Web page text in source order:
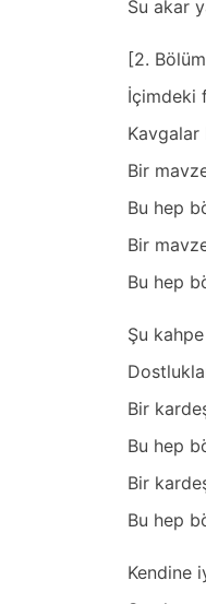
Su akar
[2.
İçimdeki
Kavgalar
Bir
Bu hep
Bir
Bu hep
Şu
Bir
Bu hep
Bir
Bu hep
Kendine